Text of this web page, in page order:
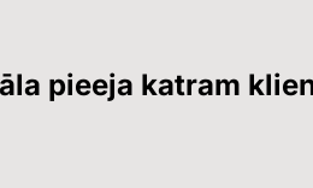
pieeja katram